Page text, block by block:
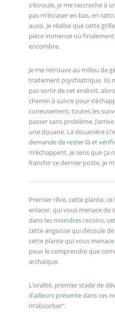
s’écroule, je me raccroche à
pas m’écraser en bas, en
aussi. Je réalise que cette
pièce immense où
encombre.
Je me retrouve au milieu de
traitement psychiatrique. Ils
pas sortir de cet endroit,
chemin à suivre pour
curieusement, toutes les
passer sans problème.
une douane. La douanière
demande de rester là et
m’échappent. Je sens que ça
franchir ce dernier poste, je
Premier rêve, cette plante,
enlacer, qui vous menace de
dans les moindres recoins,
cette angoisse qui découle
cette plante qui vous
peux le comprendre que
archaïque.
L’oralité, premier stade de
d’ailleurs présente dans ces
m’absorber".